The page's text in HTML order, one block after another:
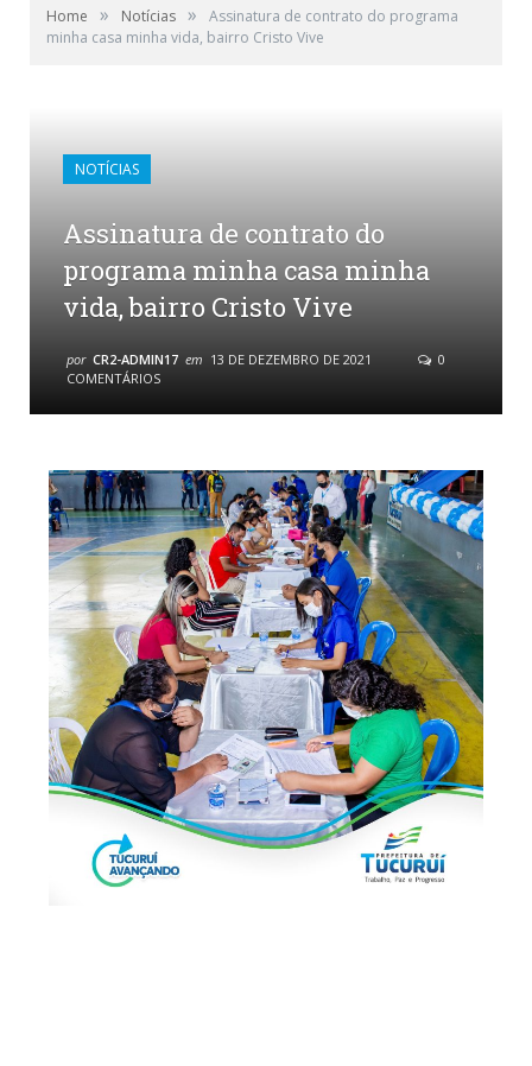
Home » Notícias »
Assinatura de contrato do programa
minha casa minha vida, bairro Cristo Vive
NOTÍCIAS
Assinatura de contrato do
programa minha casa minha
vida, bairro Cristo Vive
por CR2-ADMIN17 em 13 DE DEZEMBRO DE 2021
0
COMENTÁRIOS